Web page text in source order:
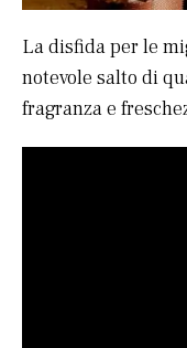
La disfida per le
notevole salto di
fragranza e